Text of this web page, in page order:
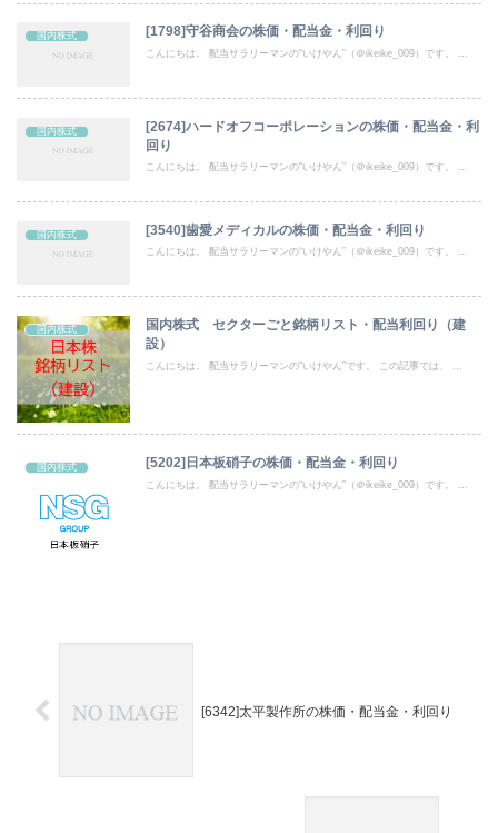
国内株式 [1798]守谷商会の株価・配当金・利回り
こんにちは。 配当サラリーマンの“いけやん”（＠ikeike_009）です。 ...
国内株式
[2674]ハードオフコーポレーションの株価・配当金・利
回り
こんにちは。 配当サラリーマンの“いけやん”（＠ikeike_009）です。 ...
国内株式 [3540]歯愛メディカルの株価・配当金・利回り
こんにちは。 配当サラリーマンの“いけやん”（＠ikeike_009）です。 ...
国内株式
国内株式 セクターごと銘柄リスト・配当利回り（建
設）
こんにちは。 配当サラリーマンの“いけやん”です。 この記事では、 ...
国内株式 [5202]日本板硝子の株価・配当金・利回り
こんにちは。 配当サラリーマンの“いけやん”（＠ikeike_009）です。 ...
[6342]太平製作所の株価・配当金・利回り